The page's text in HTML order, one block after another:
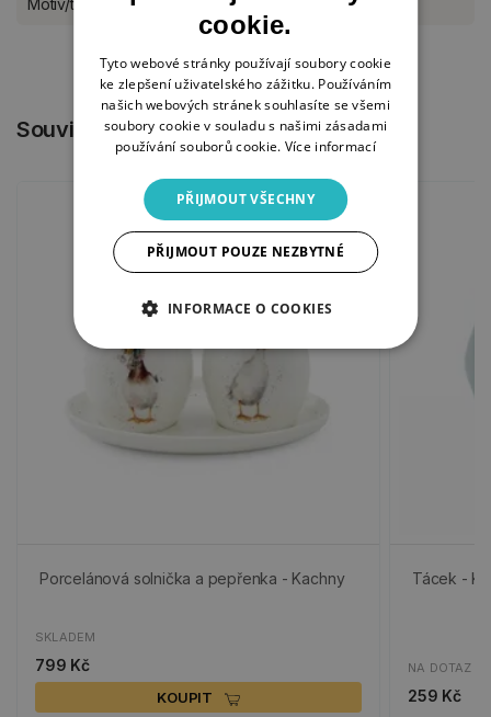
Motiv/téma celoroční
Související produkty
Porcelánová solnička a pepřenka - Kachny
SKLADEM
799 Kč
KOUPIT
Tácek -
NA DOTAZ
259 Kč
cookie.
Tyto webové stránky používají soubory cookie
ke zlepšení uživatelského zážitku. Používáním
našich webových stránek souhlasíte se všemi
soubory cookie v souladu s našimi zásadami
používání souborů cookie. Více informací
PŘIJMOUT VŠECHNY
PŘIJMOUT POUZE NEZBYTNÉ
INFORMACE O COOKIES